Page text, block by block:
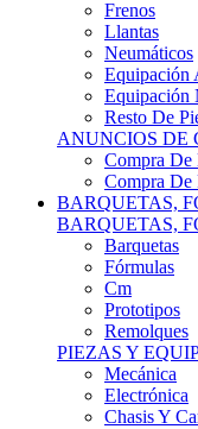
Neumáticos
Equipación
Equipación
Resto De
ANUNCIOS DE
Compra De
Compra De
BARQUETAS,
BARQUETAS,
Barquetas
Fórmulas
Cm
Prototipos
Remolques
PIEZAS Y
Mecánica
Electrónica
Chasis Y
Suspensiones